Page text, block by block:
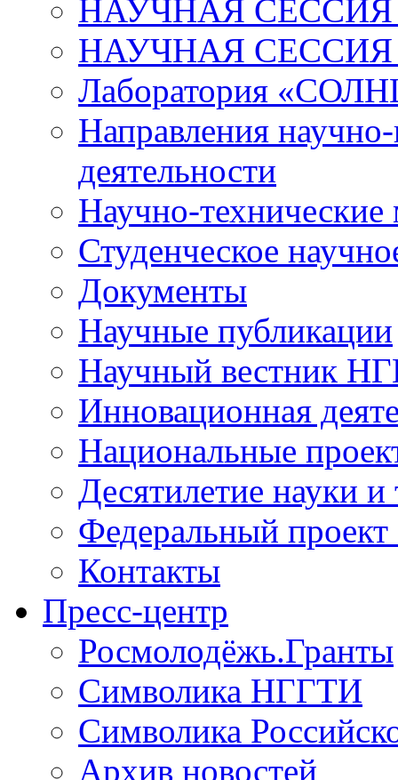
НАУЧНАЯ СЕССИЯ
НАУЧНАЯ
Лаборатория
Направления научно-
деятельности
Научно-технические
Студенческое
Документы
Научные публикации
Научный вестник
Инновационная
Национальные
Десятилетие науки и
Федеральный
Контакты
Пресс-центр
Росмолодёжь.Гранты
Символика НГГТИ
Символика
Архив новостей